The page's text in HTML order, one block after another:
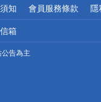
知 會員服務條款 隱
箱
告為主